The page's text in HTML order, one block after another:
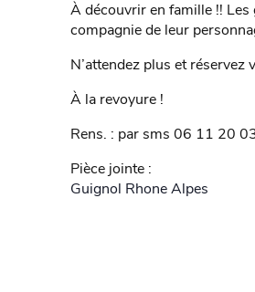
À découvrir en famille !!
compagnie de leur
N’attendez plus et
À la revoyure !
Rens. : par sms 06 11 20
Pièce jointe :
Guignol Rhone Alpes